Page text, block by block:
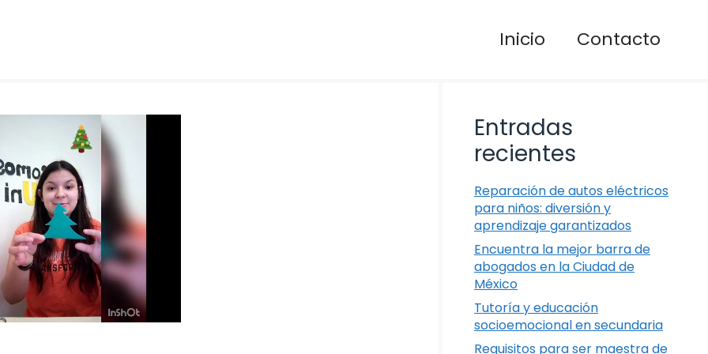
Inicio Contacto
Entradas
recientes
Reparación de autos eléctricos
para niños: diversión y
aprendizaje garantizados
Encuentra la mejor barra de
abogados en la Ciudad de
México
Tutoría y educación
socioemocional en secundaria
Requisitos para ser maestra de